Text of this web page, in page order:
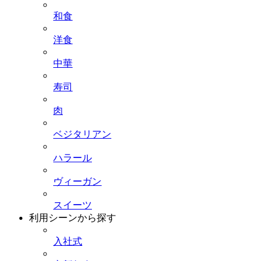
和食
洋食
中華
寿司
肉
ベジタリアン
ハラール
ヴィーガン
スイーツ
利用シーンから探す
入社式